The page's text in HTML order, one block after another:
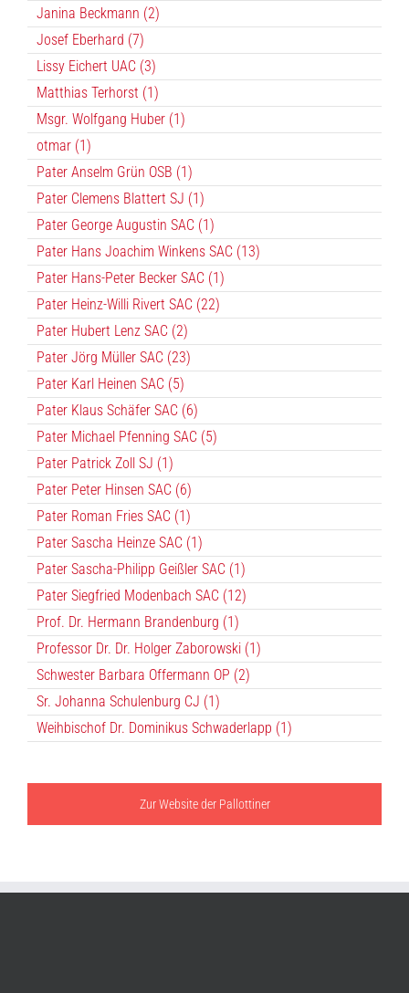
Janina Beckmann (2)
Josef Eberhard (7)
Lissy Eichert UAC (3)
Matthias Terhorst (1)
Msgr. Wolfgang Huber (1)
otmar (1)
Pater Anselm Grün OSB (1)
Pater Clemens Blattert SJ (1)
Pater George Augustin SAC (1)
Pater Hans Joachim Winkens SAC (13)
Pater Hans-Peter Becker SAC (1)
Pater Heinz-Willi Rivert SAC (22)
Pater Hubert Lenz SAC (2)
Pater Jörg Müller SAC (23)
Pater Karl Heinen SAC (5)
Pater Klaus Schäfer SAC (6)
Pater Michael Pfenning SAC (5)
Pater Patrick Zoll SJ (1)
Pater Peter Hinsen SAC (6)
Pater Roman Fries SAC (1)
Pater Sascha Heinze SAC (1)
Pater Sascha-Philipp Geißler SAC (1)
Pater Siegfried Modenbach SAC (12)
Prof. Dr. Hermann Brandenburg (1)
Professor Dr. Dr. Holger Zaborowski (1)
Schwester Barbara Offermann OP (2)
Sr. Johanna Schulenburg CJ (1)
Weihbischof Dr. Dominikus Schwaderlapp (1)
Zur Website der Pallottiner